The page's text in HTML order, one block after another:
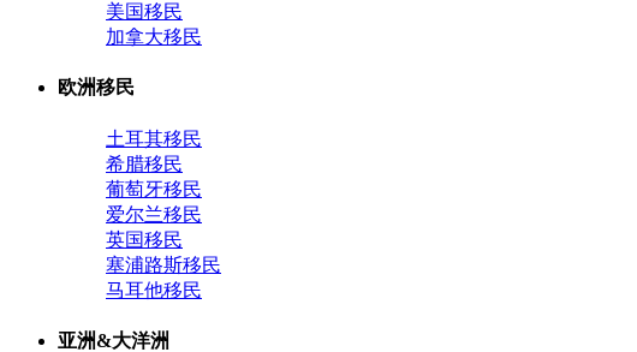
美国移民
加拿大移民
欧洲移民
土耳其移民
希腊移民
葡萄牙移民
爱尔兰移民
英国移民
塞浦路斯移民
马耳他移民
亚洲&大洋洲